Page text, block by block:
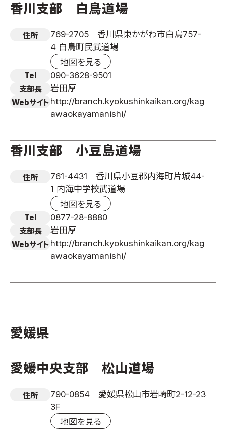
香川支部 白鳥道場
住所
769-2705 香川県東かがわ市白鳥757-
4 白鳥町民武道場
地図を見る
Tel 090-3628-9501
支部長 岩田厚
Webサイト http://branch.kyokushinkaikan.org/kag
awaokayamanishi/
香川支部 小豆島道場
住所
761-4431 香川県小豆郡内海町片城44-
1 内海中学校武道場
地図を見る
Tel 0877-28-8880
支部長 岩田厚
Webサイト http://branch.kyokushinkaikan.org/kag
awaokayamanishi/
愛媛県
愛媛中央支部 松山道場
住所
790-0854 愛媛県松山市岩崎町2-12-23
3F
地図を見る